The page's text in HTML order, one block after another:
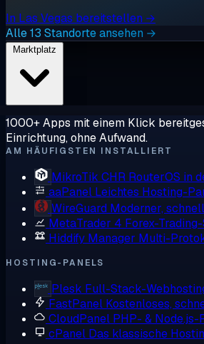
In Las Vegas bereitstellen →
Alle 13 Standorte ansehen →
1000+ Apps mit einem Klick
Einrichtung, ohne Aufwand.
AM HÄUFIGSTEN INSTALLIERT
MikroTik CHR RouterOS in
aaPanel Leichtes Hosting-
WireGuard Moderner,
MetaTrader 4 Forex-
Hiddify Manager Multi-
HOSTING-PANELS
Plesk Full-Stack-
FastPanel Kostenloses,
CloudPanel PHP- & Node.js-
cPanel Das klassische